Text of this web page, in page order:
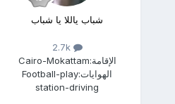
شباب ياللا يا شباب
2.7k
الإقامة:Cairo-Mokattam
الهوايات:Football-play
station-driving